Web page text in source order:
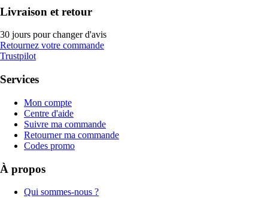
Livraison et retour
30 jours pour changer d'avis
Retournez votre commande
Trustpilot
Services
Mon compte
Centre d'aide
Suivre ma commande
Retourner ma commande
Codes promo
À propos
Qui sommes-nous ?